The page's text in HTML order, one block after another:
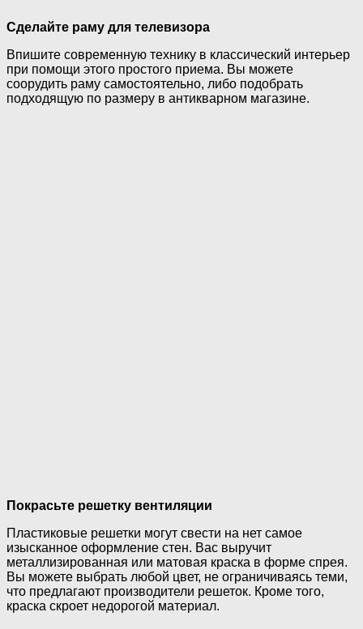
Сделайте раму для телевизора
Впишите современную технику в классический интерьер
при помощи этого простого приема. Вы можете
соорудить раму самостоятельно, либо подобрать
подходящую по размеру в антикварном магазине.
Покрасьте решетку вентиляции
Пластиковые решетки могут свести на нет самое
изысканное оформление стен. Вас выручит
металлизированная или матовая краска в форме спрея.
Вы можете выбрать любой цвет, не ограничиваясь теми,
что предлагают производители решеток. Кроме того,
краска скроет недорогой материал.